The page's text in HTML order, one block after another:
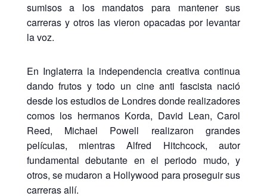
sumisos a los mandatos para mantener sus
carreras y otros las vieron opacadas por levantar
la voz.
En Inglaterra la independencia creativa continua
dando frutos y todo un cine anti fascista nació
desde los estudios de Londres donde realizadores
comos los hermanos Korda, David Lean, Carol
Reed, Michael Powell realizaron grandes
películas, mientras Alfred Hitchcock, autor
fundamental debutante en el periodo mudo, y
otros, se mudaron a Hollywood para proseguir sus
carreras allí.